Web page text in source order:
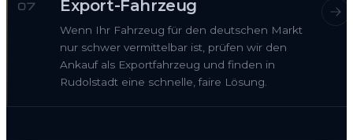
07 Export-Fahrzeug
Wenn Ihr Fahrzeug für den deutschen Markt
nur schwer vermittelbar ist, prüfen wir den
Ankauf als Exportfahrzeug und finden in
Rudolstadt eine schnelle, faire Lösung.